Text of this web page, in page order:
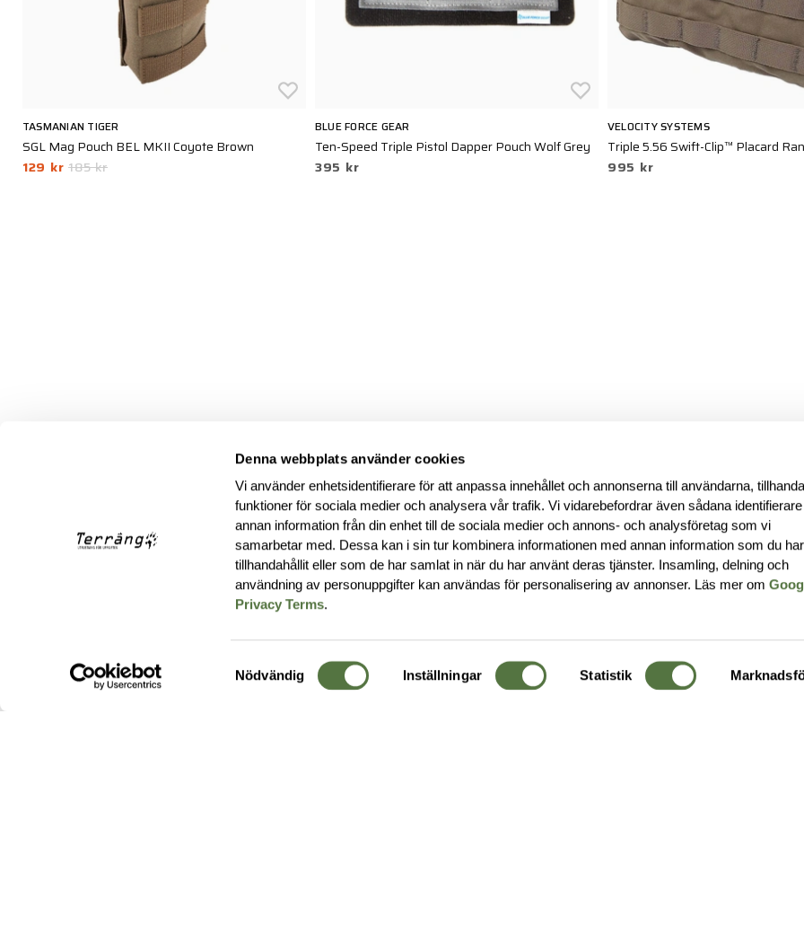
Denna webbplats använder cookies
Vi använder enhetsidentifierare för att anpassa innehållet och annonserna till användarna,
funktioner för sociala medier och analysera vår trafik. Vi vidarebefordrar även sådana
annan information från din enhet till de sociala medier och annons- och analysföretag som vi
samarbetar med. Dessa kan i sin tur kombinera informationen med annan information som du har
tillhandahållit eller som de har samlat in när du har använt deras tjänster. Insamling, delning och
användning av personuppgifter kan användas för personalisering av annonser. Läs mer om
Privacy Terms.
Samtyckesval
Nödvändig Inställningar Statistik
TASMANIAN TIGER
SGL Mag Pouch BEL MKII Coyote Brown
129 kr 185 kr
BLUE FORCE GEAR
Ten-Speed Triple Pistol Dapper Pouch Wolf Grey
395 kr
VELOCITY SYSTEMS
Triple 5.56 Swift-Clip™ Placard
995 kr